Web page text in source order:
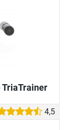
TriaTrainer
4,5